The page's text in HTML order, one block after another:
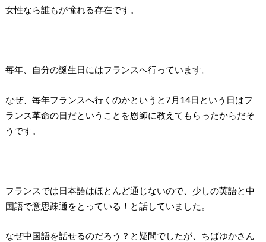
女性なら誰もが憧れる存在です。
毎年、自分の誕生日にはフランスへ行っています。
なぜ、毎年フランスへ行くのかというと7月14日という日はフ
ランス革命の日だということを恩師に教えてもらったからだそ
うです。
フランスでは日本語はほとんど通じないので、少しの英語と中
国語で意思疎通をとっている！と話していました。
なぜ中国語を話せるのだろう？と疑問でしたが、ちばゆかさん